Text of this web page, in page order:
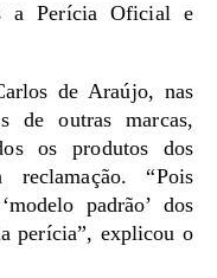
a Perícia Oficial e
de Araújo, nas
de outras marcas,
os produtos dos
reclamação. “Pois
padrão’ dos
perícia”, explicou o